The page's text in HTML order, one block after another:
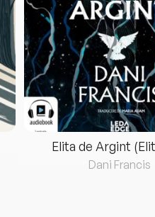
Elita de Argint
Dani Francis